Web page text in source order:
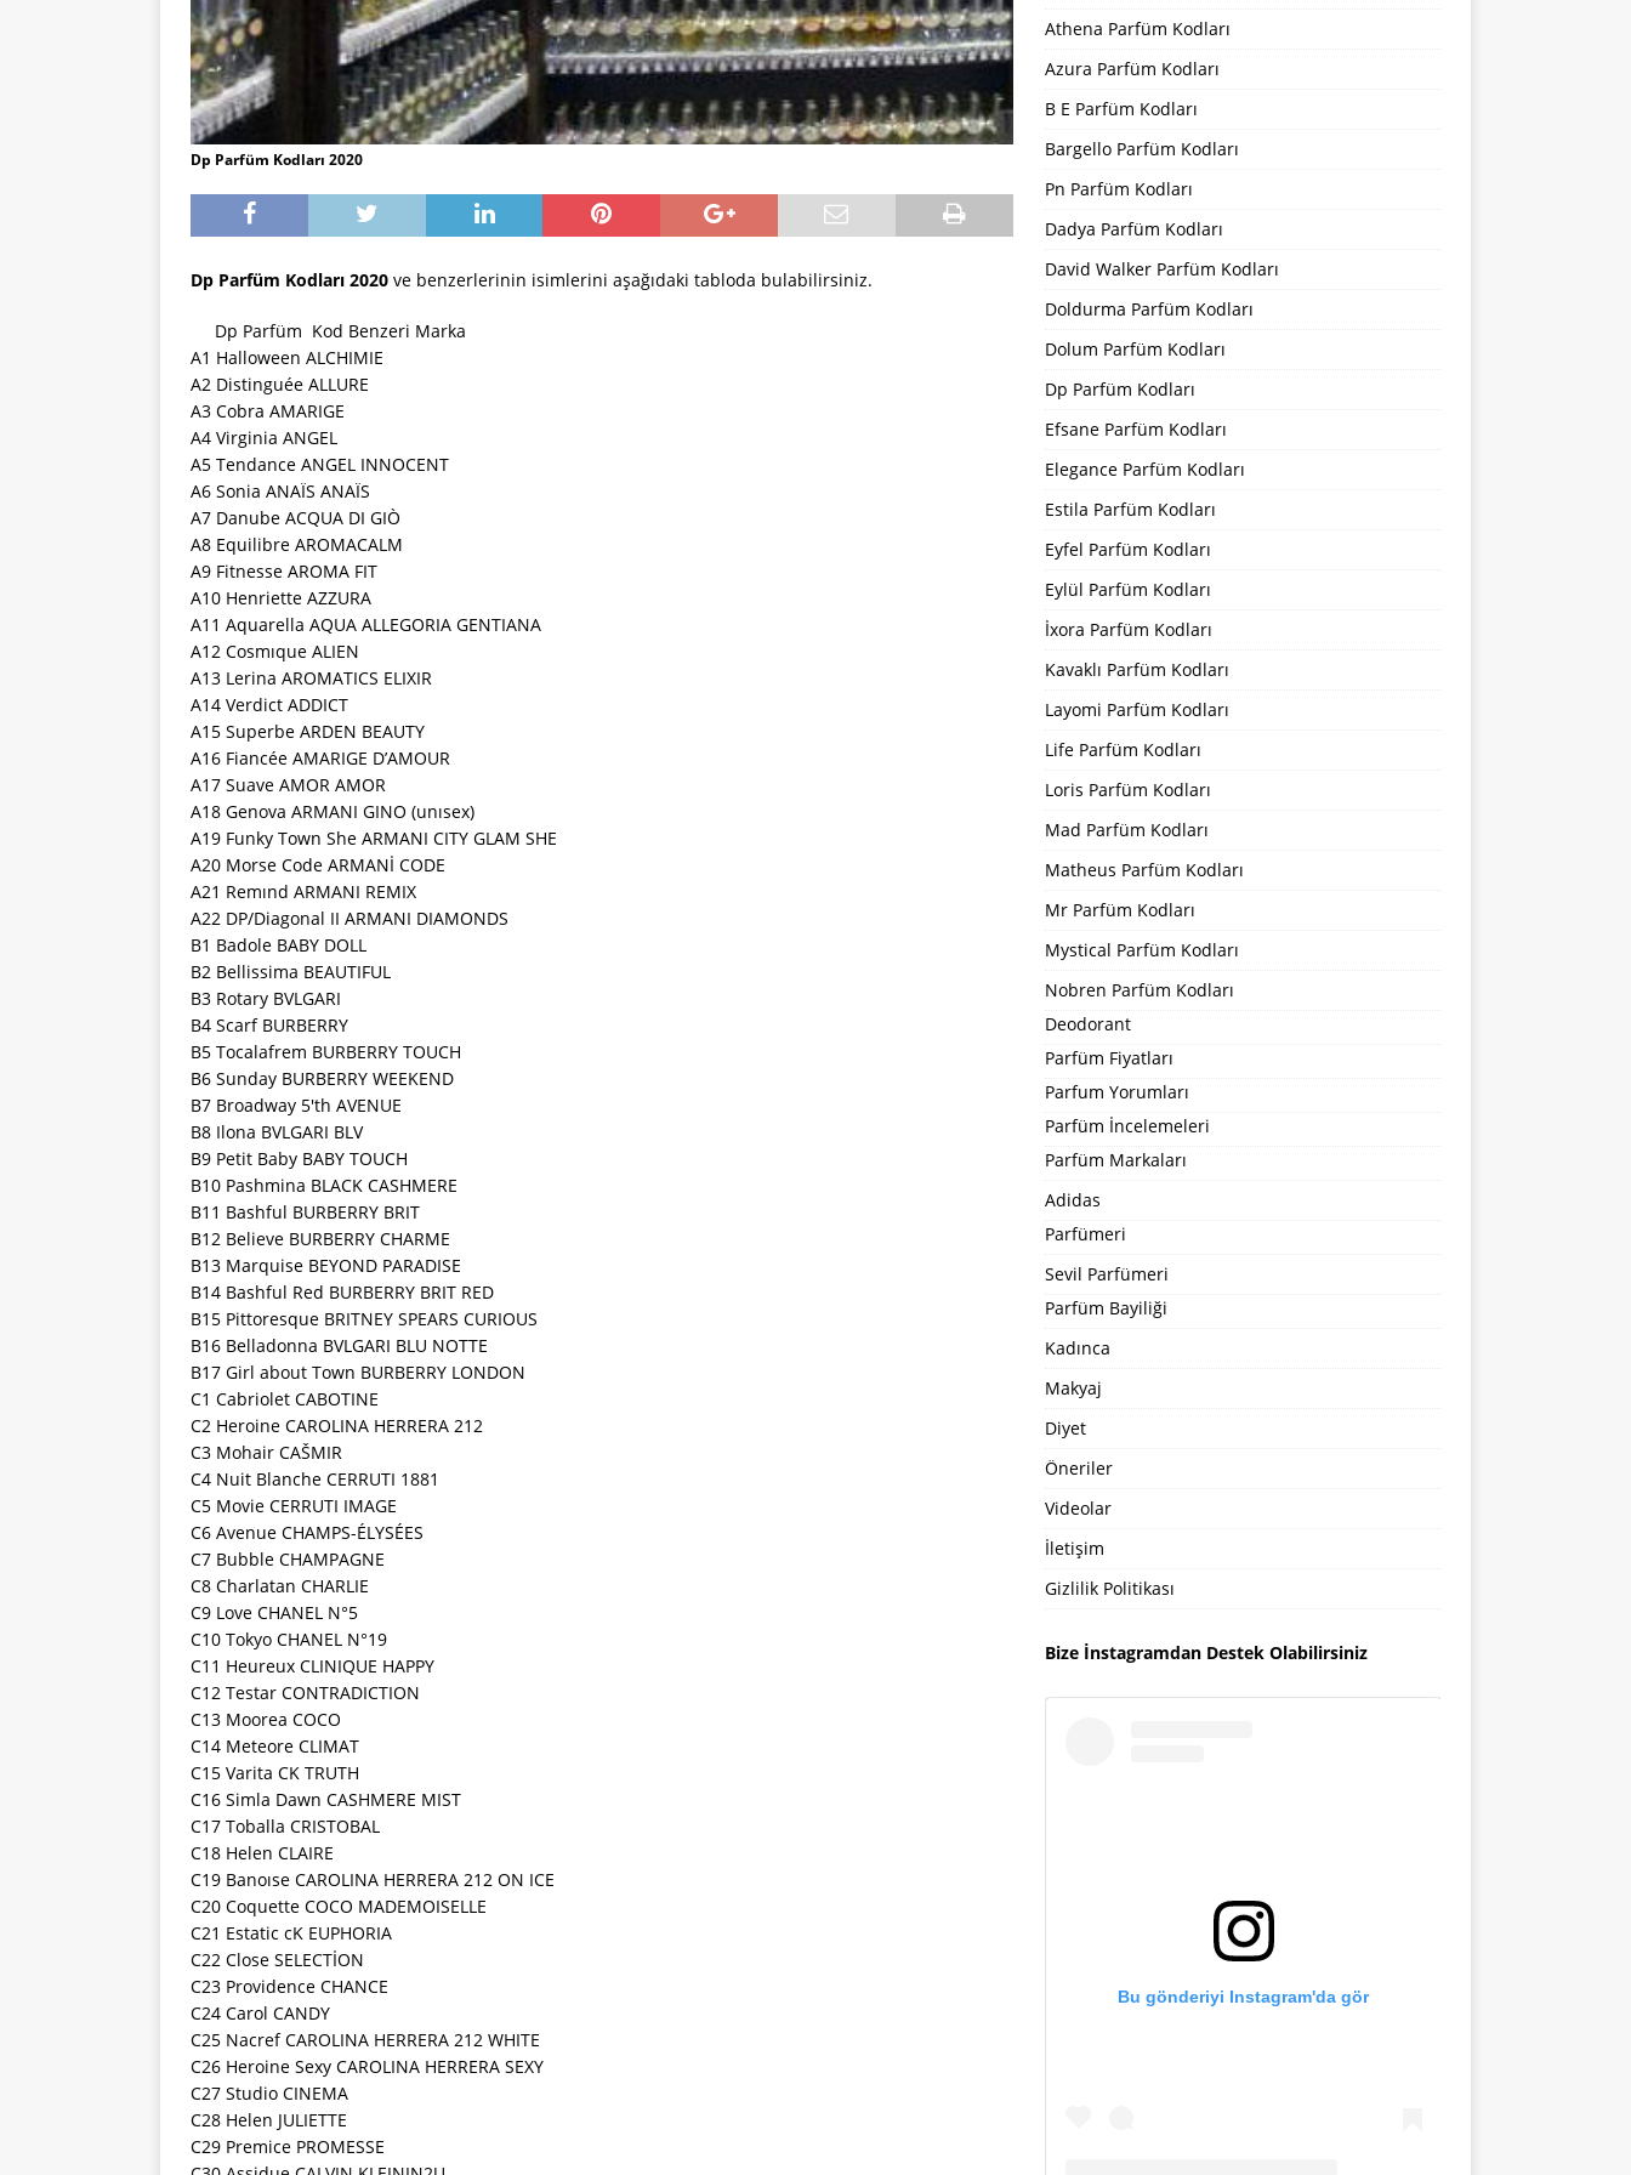
Dp Parfüm Kodları 2020
Dp Parfüm Kodları 2020 ve benzerlerinin isimlerini aşağıdaki tabloda bulabilirsiniz.
Dp Parfüm Kod Benzeri Marka
A1 Halloween ALCHIMIE
A2 Distinguée ALLURE
A3 Cobra AMARIGE
A4 Virginia ANGEL
A5 Tendance ANGEL INNOCENT
A6 Sonia ANAÏS ANAÏS
A7 Danube ACQUA DI GIÒ
A8 Equilibre AROMACALM
A9 Fitnesse AROMA FIT
A10 Henriette AZZURA
A11 Aquarella AQUA ALLEGORIA GENTIANA
A12 Cosmıque ALIEN
A13 Lerina AROMATICS ELIXIR
A14 Verdict ADDICT
A15 Superbe ARDEN BEAUTY
A16 Fiancée AMARIGE D’AMOUR
A17 Suave AMOR AMOR
A18 Genova ARMANI GINO (unısex)
A19 Funky Town She ARMANI CITY GLAM SHE
A20 Morse Code ARMANİ CODE
A21 Remınd ARMANI REMIX
A22 DP/Diagonal II ARMANI DIAMONDS
B1 Badole BABY DOLL
B2 Bellissima BEAUTIFUL
B3 Rotary BVLGARI
B4 Scarf BURBERRY
B5 Tocalafrem BURBERRY TOUCH
B6 Sunday BURBERRY WEEKEND
B7 Broadway 5′th AVENUE
B8 Ilona BVLGARI BLV
B9 Petit Baby BABY TOUCH
B10 Pashmina BLACK CASHMERE
B11 Bashful BURBERRY BRIT
B12 Believe BURBERRY CHARME
B13 Marquise BEYOND PARADISE
B14 Bashful Red BURBERRY BRIT RED
B15 Pittoresque BRITNEY SPEARS CURIOUS
B16 Belladonna BVLGARI BLU NOTTE
B17 Girl about Town BURBERRY LONDON
C1 Cabriolet CABOTINE
C2 Heroine CAROLINA HERRERA 212
C3 Mohair CAŠMIR
C4 Nuit Blanche CERRUTI 1881
C5 Movie CERRUTI IMAGE
C6 Avenue CHAMPS-ÉLYSÉES
C7 Bubble CHAMPAGNE
C8 Charlatan CHARLIE
C9 Love CHANEL N°5
C10 Tokyo CHANEL N°19
C11 Heureux CLINIQUE HAPPY
C12 Testar CONTRADICTION
C13 Moorea COCO
C14 Meteore CLIMAT
C15 Varita CK TRUTH
C16 Simla Dawn CASHMERE MIST
C17 Toballa CRISTOBAL
C18 Helen CLAIRE
C19 Banoıse CAROLINA HERRERA 212 ON ICE
C20 Coquette COCO MADEMOISELLE
C21 Estatic cK EUPHORIA
C22 Close SELECTİON
C23 Providence CHANCE
C24 Carol CANDY
C25 Nacref CAROLINA HERRERA 212 WHITE
C26 Heroine Sexy CAROLINA HERRERA SEXY
C27 Studio CINEMA
C28 Helen JULIETTE
C29 Premice PROMESSE
Athena Parfüm Kodları
Azura Parfüm Kodları
B E Parfüm Kodları
Bargello Parfüm Kodları
Pn Parfüm Kodları
Dadya Parfüm Kodları
David Walker Parfüm Kodları
Doldurma Parfüm Kodları
Dolum Parfüm Kodları
Dp Parfüm Kodları
Efsane Parfüm Kodları
Elegance Parfüm Kodları
Estila Parfüm Kodları
Eyfel Parfüm Kodları
Eylül Parfüm Kodları
İxora Parfüm Kodları
Kavaklı Parfüm Kodları
Layomi Parfüm Kodları
Life Parfüm Kodları
Loris Parfüm Kodları
Mad Parfüm Kodları
Matheus Parfüm Kodları
Mr Parfüm Kodları
Mystical Parfüm Kodları
Nobren Parfüm Kodları
Deodorant
Parfüm Fiyatları
Parfum Yorumları
Parfüm İncelemeleri
Parfüm Markaları
Adidas
Parfümeri
Sevil Parfümeri
Parfüm Bayiliği
Kadınca
Makyaj
Diyet
Öneriler
Videolar
İletişim
Gizlilik Politikası
Bize İnstagramdan Destek Olabilirsiniz
Bu gönderiyi Instagram'da gör